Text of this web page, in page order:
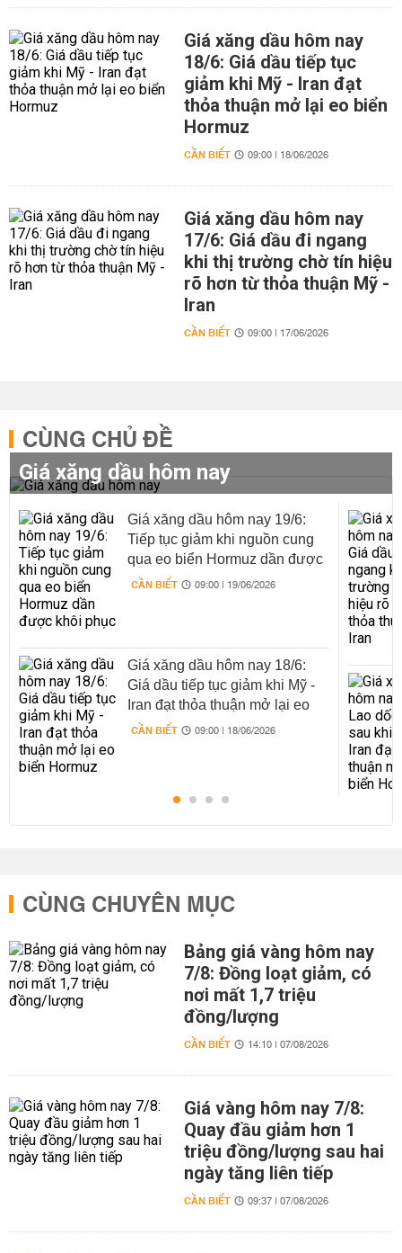
Giá xăng dầu hôm nay
18/6: Giá dầu tiếp tục
giảm khi Mỹ - Iran đạt
thỏa thuận mở lại eo biển
Hormuz
CẦN BIẾT 09:00 | 18/06/2026
Giá xăng dầu hôm nay
17/6: Giá dầu đi ngang
khi thị trường chờ tín hiệu
rõ hơn từ thỏa thuận Mỹ -
Iran
CẦN BIẾT 09:00 | 17/06/2026
CÙNG CHỦ ĐỀ
Giá xăng dầu hôm nay
Giá xăng dầu hôm nay 19/6:
Tiếp tục giảm khi nguồn cung
qua eo biển Hormuz dần được
khôi phục
CẦN BIẾT 09:00 | 19/06/2026
Giá xăng dầu hôm nay 18/6:
Giá dầu tiếp tục giảm khi Mỹ -
Iran đạt thỏa thuận mở lại eo
biển Hormuz
CẦN BIẾT 09:00 | 18/06/2026
CÙNG CHUYÊN MỤC
Bảng giá vàng hôm nay
7/8: Đồng loạt giảm, có
nơi mất 1,7 triệu
đồng/lượng
CẦN BIẾT 14:10 | 07/08/2026
Giá vàng hôm nay 7/8:
Quay đầu giảm hơn 1
triệu đồng/lượng sau hai
ngày tăng liên tiếp
CẦN BIẾT 09:37 | 07/08/2026